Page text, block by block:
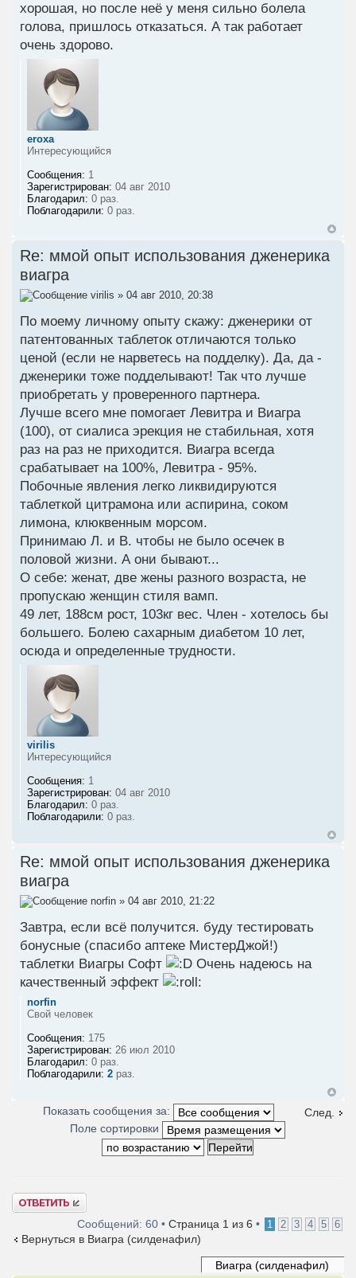
хорошая, но после неё у меня сильно болела
голова, пришлось отказаться. А так работает
очень здорово.
eroxa
Интересующийся
Сообщения: 1
Зарегистрирован: 04 авг 2010
Благодарил: 0 раз.
Поблагодарили: 0 раз.
Re: ммой опыт использования дженерика
виагра
virilis » 04 авг 2010, 20:38
По моему личному опыту скажу: дженерики от
патентованных таблеток отличаются только
ценой (если не нарветесь на подделку). Да, да -
дженерики тоже подделывают! Так что лучше
приобретать у проверенного партнера.
Лучше всего мне помогает Левитра и Виагра
(100), от сиалиса эрекция не стабильная, хотя
раз на раз не приходится. Виагра всегда
срабатывает на 100%, Левитра - 95%.
Побочные явления легко ликвидируются
таблеткой цитрамона или аспирина, соком
лимона, клюквенным морсом.
Принимаю Л. и В. чтобы не было осечек в
половой жизни. А они бывают...
О себе: женат, две жены разного возраста, не
пропускаю женщин стиля вамп.
49 лет, 188см рост, 103кг вес. Член - хотелось бы
большего. Болею сахарным диабетом 10 лет,
осюда и определенные трудности.
virilis
Интересующийся
Сообщения: 1
Зарегистрирован: 04 авг 2010
Благодарил: 0 раз.
Поблагодарили: 0 раз.
Re: ммой опыт использования дженерика
виагра
norfin » 04 авг 2010, 21:22
Завтра, если всё получится. буду тестировать
бонусные (спасибо аптеке МистерДжой!)
таблетки Виагры Софт
Очень надеюсь на
качественный эффект
norfin
Свой человек
Сообщения: 175
Зарегистрирован: 26 июл 2010
Благодарил: 0 раз.
Поблагодарили: 2 раз.
След.
Показать сообщения за:
Поле сортировки
Ответить
Сообщений: 60 • Страница 1 из 6 • 1 2 3 4 5 6
Вернуться в Виагра (силденафил)